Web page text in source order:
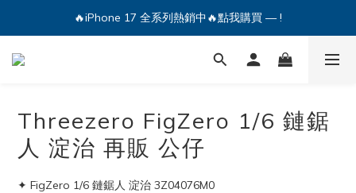
🔥iPhone 17 全系列熱銷中🔥點我購買 — !
🔥iPhone 17 全系列熱銷中🔥點我購買 — !
💕加入Q哥 Line 新好友領優惠券！🎫
Threezero FigZero 1/6 鏈鋸
人 淀治 再販 公仔
✦ FigZero 1/6 鏈鋸人 淀治 3Z04076M0